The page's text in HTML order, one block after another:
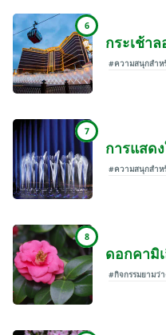
6
กระเช้า
#ความสนุกสำห
7
การแสด
#ความสนุกสำห
8
ดอกคามิ
#กิจกรรมยามว่